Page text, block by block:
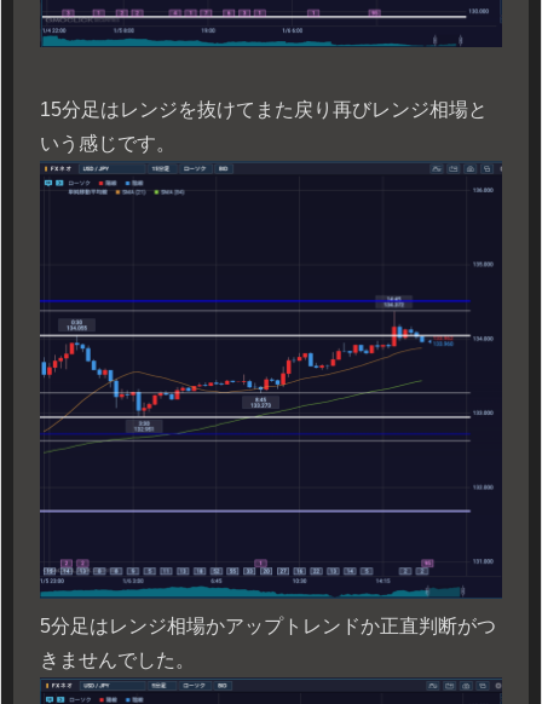
15分足はレンジを抜けてまた戻り再びレンジ相場と
いう感じです。
5分足はレンジ相場かアップトレンドか正直判断がつ
きませんでした。